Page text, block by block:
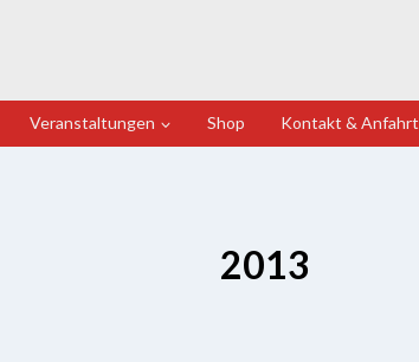
Veranstaltungen Shop Kontakt & Anfahrt
2013